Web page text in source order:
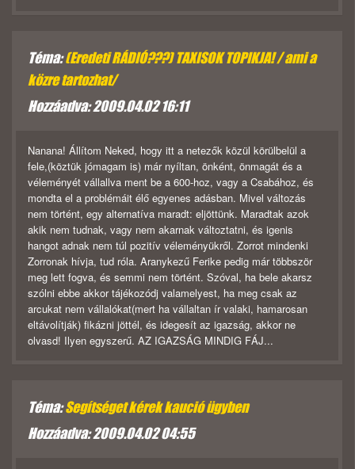
Téma:(Eredeti RÁDIÓ???) TAXISOK TOPIKJA! / ami a
közre tartozhat/
Hozzáadva: 2009.04.02 16:11
Nanana! Állítom Neked, hogy itt a netezők közül körülbelül a
fele,(köztük jómagam is) már nyíltan, önként, önmagát és a
véleményét vállallva ment be a 600-hoz, vagy a Csabához, és
mondta el a problémáit élő egyenes adásban. Mivel változás
nem történt, egy alternatíva maradt: eljöttünk. Maradtak azok
akik nem tudnak, vagy nem akarnak változtatni, és igenis
hangot adnak nem túl pozitív véleményükről. Zorrot mindenki
Zorronak hívja, tud róla. Aranykezű Ferike pedig már többször
meg lett fogva, és semmi nem történt. Szóval, ha bele akarsz
szólni ebbe akkor tájékozódj valamelyest, ha meg csak az
arcukat nem vállalókat(mert ha vállaltan ír valaki, hamarosan
eltávolítják) fikázni jöttél, és idegesít az igazság, akkor ne
olvasd! Ilyen egyszerű. AZ IGAZSÁG MINDIG FÁJ...
Téma:Segítséget kérek kaució ügyben
Hozzáadva: 2009.04.02 04:55